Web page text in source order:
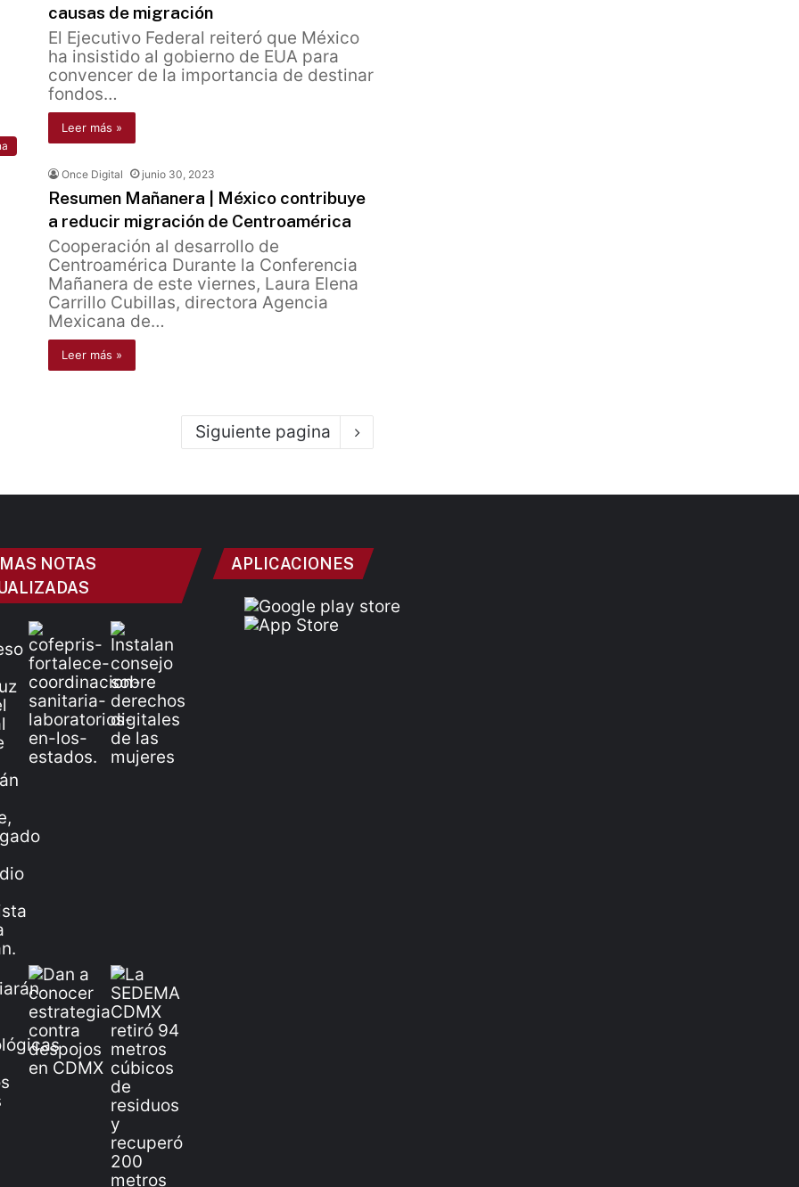
causas de migración
El Ejecutivo Federal reiteró que México
ha insistido al gobierno de EUA para
convencer de la importancia de destinar
fondos…
Leer más »
Once Digital junio 30, 2023
Resumen Mañanera | México contribuye
a reducir migración de Centroamérica
Cooperación al desarrollo de
Centroamérica Durante la Conferencia
Mañanera de este viernes, Laura Elena
Carrillo Cubillas, directora Agencia
Mexicana de…
Leer más »
Siguiente pagina
NOTAS
APLICACIONES